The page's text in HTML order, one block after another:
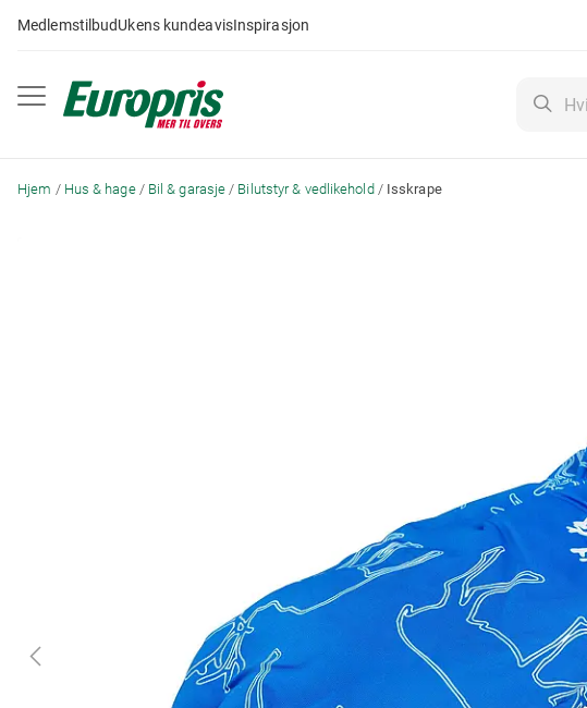
til
MedlemstilbudUkens kundeavisInspirasjon
Hjem Hus & hage Bil & garasje Bilutstyr & vedlikehold Isskrape